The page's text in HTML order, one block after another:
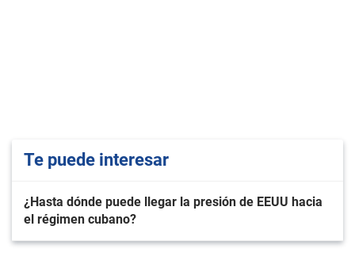
Te puede interesar
¿Hasta dónde puede llegar la presión de EEUU hacia
el régimen cubano?